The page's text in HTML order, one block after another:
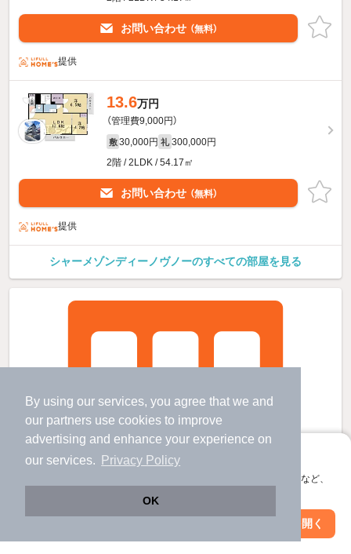
By using our services, you agree that we and
our partners use cookies to improve
advertising and enhance your experience on
our services.
Privacy Policy
OK
アプリに切り替えて、サクサクお部屋探し
会員登録なしですぐ使える。マップ検索やお気に入り保存など、
アプリを開く
お問い合わせ （無料）
提供
13.6万円
（管理費9,000円）
敷 30,000円 礼 300,000円
2階 / 2LDK / 54.17㎡
お問い合わせ （無料）
提供
シャーメゾンディーノヴノーのすべての部屋を見る
絞り込み条件を変更